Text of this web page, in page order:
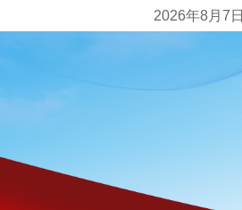
2026年8月7日